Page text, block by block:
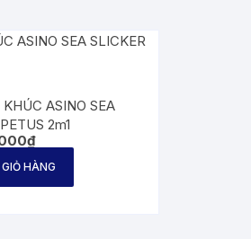
ASINO SEA
2m1
₫
HÀNG